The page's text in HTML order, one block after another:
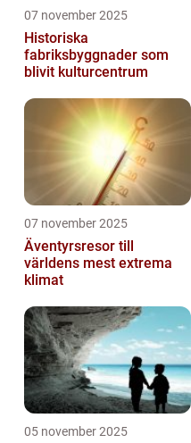
07 november 2025
Historiska
fabriksbyggnader som
blivit kulturcentrum
07 november 2025
Äventyrsresor till
världens mest extrema
klimat
05 november 2025